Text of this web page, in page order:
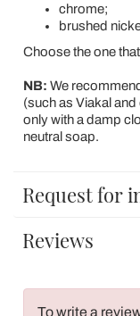
chrome;
brushed
Choose the one
NB: We
(such as Viakal
only with a damp
neutral soap.
Request for
Reviews
To write a